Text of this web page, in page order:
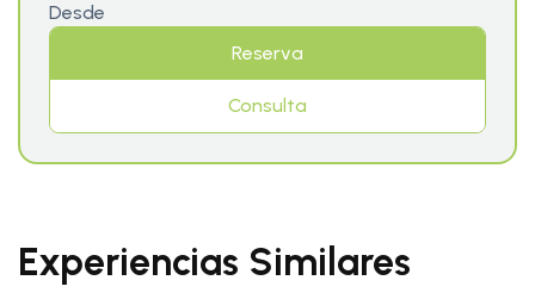
Desde
Reserva
Consulta
Experiencias Similares